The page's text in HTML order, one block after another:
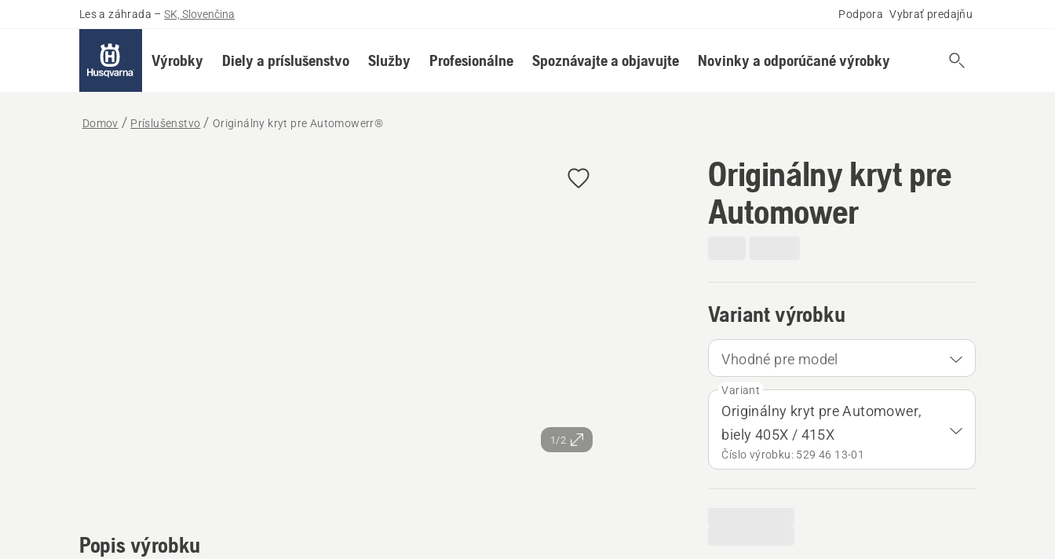
Les a záhrada – SK, Slovenčina Podpora Vybrať predajňu
Výrobky Diely a príslušenstvo Služby Profesionálne Spoznávajte a objavujte Novinky a odporúčané výrobky
Domov Príslušenstvo Originálny kryt pre Automowerr®
1/2
Originálny kryt pre
Automower
Variant výrobku
Vhodné pre model
Variant
Originálny kryt pre Automower,
biely 405X / 415X
Číslo výrobku: 529 46 13‑01
Popis výrobku